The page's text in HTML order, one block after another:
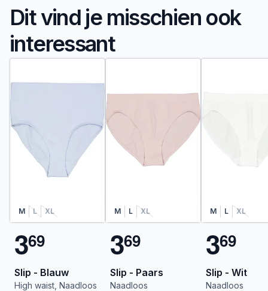
Dit vind je misschien ook
interessant
M L XL
369
Slip - Blauw
High waist, Naadloos
M L XL
369
Slip - Paars
Naadloos
M L XL
369
Slip - Wit
Naadloos